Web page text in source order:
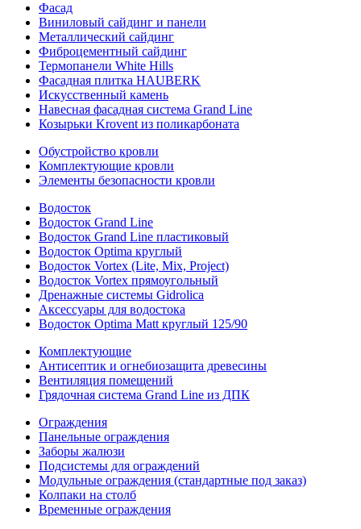
Фасад
Виниловый сайдинг и панели
Металлический сайдинг
Фиброцементный сайдинг
Термопанели White Hills
Фасадная плитка HAUBERK
Искусственный камень
Навесная фасадная система Grand Line
Козырьки Krovent из поликарбоната
Обустройство кровли
Комплектующие кровли
Элементы безопасности кровли
Водосток
Водосток Grand Line
Водосток Grand Line пластиковый
Водосток Optima круглый
Водосток Vortex (Lite, Mix, Project)
Водосток Vortex прямоугольный
Дренажные системы Gidrolica
Аксессуары для водостока
Водосток Optima Matt круглый 125/90
Комплектующие
Антисептик и огнебиозащита древесины
Вентиляция помещений
Грядочная система Grand Line из ДПК
Ограждения
Панельные ограждения
Заборы жалюзи
Подсистемы для ограждений
Модульные ограждения (стандартные под заказ)
Колпаки на столб
Временные ограждения